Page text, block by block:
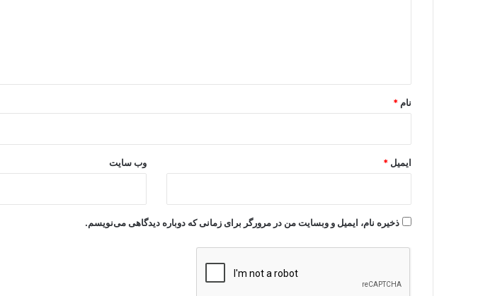
نام *
ایمیل * وب‌ سایت
ذخیره نام، ایمیل و وبسایت من در مرورگر برای زمانی که دوباره دیدگاهی می‌نویسم.